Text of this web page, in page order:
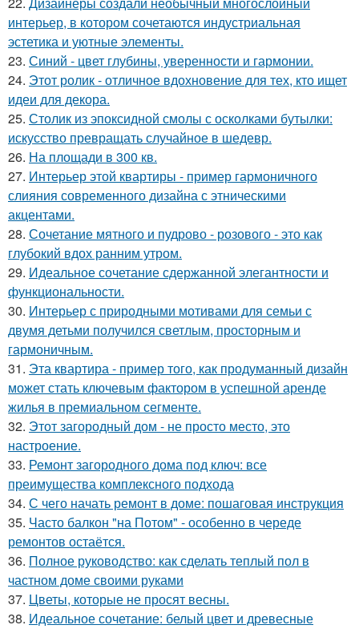
интерьер, в котором сочетаются индустриальная
эстетика и уютные элементы.
23. Синий - цвет глубины, уверенности и гармонии.
24. Этот ролик - отличное вдохновение для тех, кто ищет
идеи для декора.
25. Столик из эпоксидной смолы с осколками бутылки:
искусство превращать случайное в шедевр.
26. На площади в 300 кв.
27. Интерьер этой квартиры - пример гармоничного
слияния современного дизайна с этническими
акцентами.
28. Сочетание мятного и пудрово - розового - это как
глубокий вдох ранним утром.
29. Идеальное сочетание сдержанной элегантности и
функциональности.
30. Интерьер с природными мотивами для семьи с
двумя детьми получился светлым, просторным и
гармоничным.
31. Эта квартира - пример того, как продуманный дизайн
может стать ключевым фактором в успешной аренде
жилья в премиальном сегменте.
32. Этот загородный дом - не просто место, это
настроение.
33. Ремонт загородного дома под ключ: все
преимущества комплексного подхода
34. С чего начать ремонт в доме: пошаговая инструкция
35. Часто балкон "на Потом" - особенно в череде
ремонтов остаётся.
36. Полное руководство: как сделать теплый пол в
частном доме своими руками
37. Цветы, которые не просят весны.
38. Идеальное сочетание: белый цвет и древесные